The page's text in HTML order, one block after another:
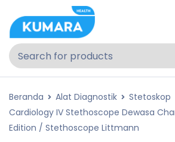
Beranda Alat Diagnostik Stetoskop
Cardiology IV Stethoscope Dewasa
Edition / Stethoscope Littmann